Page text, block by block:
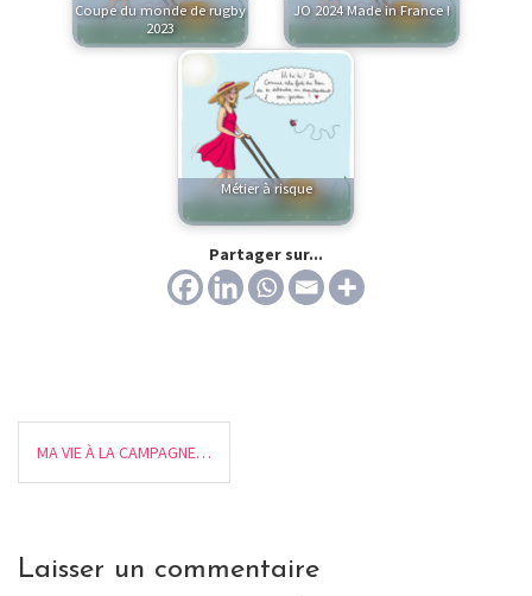
Coupe du monde de rugby
2023
JO 2024 Made in France !
Métier à risque
Partager sur...
MA VIE À LA CAMPAGNE…
Laisser un commentaire